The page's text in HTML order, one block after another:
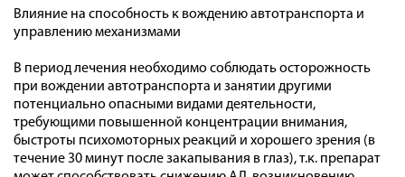
Влияние на способность к вождению автотранспорта и
управлению механизмами
В период лечения необходимо соблюдать осторожность
при вождении автотранспорта и занятии другими
потенциально опасными видами деятельности,
требующими повышенной концентрации внимания,
быстроты психомоторных реакций и хорошего зрения (в
течение 30 минут после закапывания в глаз), т.к. препарат